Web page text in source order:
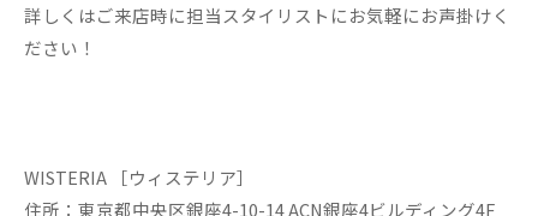
詳しくはご来店時に担当スタイリストにお気軽にお声掛けく
ださい！
WISTERIA ［ウィステリア］
住所：東京都中央区銀座4-10-14 ACN銀座4ビルディング4F